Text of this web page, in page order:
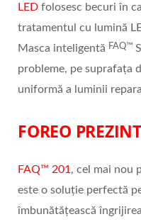
LED folosesc becuri în
tratamentul cu lumină
Masca inteligentă FAQ™
probleme, pe suprafața
uniformă a luminii
FOREO
FAQ™ 201 , cel mai nou
este o soluție perfectă
îmbunătățească